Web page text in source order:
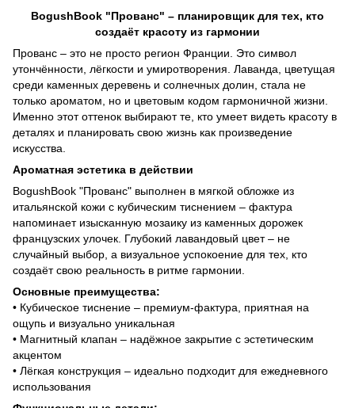
BogushBook "Прованс" – планировщик для тех, кто
создаёт красоту из гармонии
Прованс – это не просто регион Франции. Это символ
утончённости, лёгкости и умиротворения. Лаванда, цветущая
среди каменных деревень и солнечных долин, стала не
только ароматом, но и цветовым кодом гармоничной жизни.
Именно этот оттенок выбирают те, кто умеет видеть красоту в
деталях и планировать свою жизнь как произведение
искусства.
Ароматная эстетика в действии
BogushBook "Прованс" выполнен в мягкой обложке из
итальянской кожи с кубическим тиснением – фактура
напоминает изысканную мозаику из каменных дорожек
французских улочек. Глубокий лавандовый цвет – не
случайный выбор, а визуальное успокоение для тех, кто
создаёт свою реальность в ритме гармонии.
Основные преимущества:
• Кубическое тиснение – премиум-фактура, приятная на
ощупь и визуально уникальная
• Магнитный клапан – надёжное закрытие с эстетическим
акцентом
• Лёгкая конструкция – идеально подходит для ежедневного
использования